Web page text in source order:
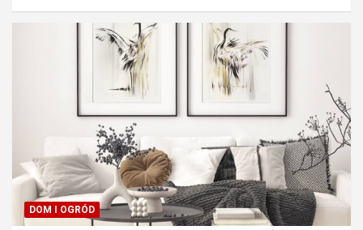
DOM I OGRÓD